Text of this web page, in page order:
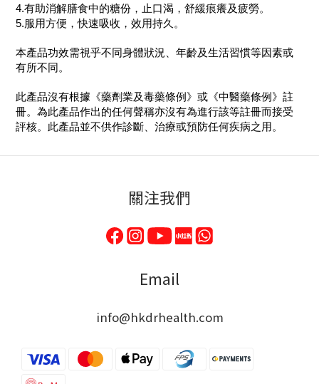
4.有助消解膳食中的糖份，止口渴，舒緩痕癢及疲勞。
5.服用方便，快速吸收，效用持久。
本產品功效需視乎不同身體狀況、年齡及生活習慣等因素或
有所不同。
此產品沒有根據《藥劑業及毒藥條例》或《中醫藥條例》註
冊。為此產品作出的任何聲稱亦沒有為進行該等註冊而接受
評核。此產品並不供作診斷、治療或預防任何疾病之用。
關注我們
Email
info@hkdrhealth.com